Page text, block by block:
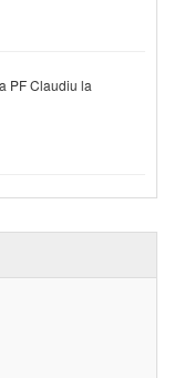
PF Claudiu la